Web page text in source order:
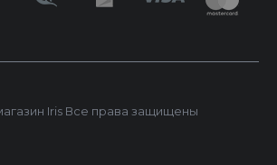
Iris Все права защищены